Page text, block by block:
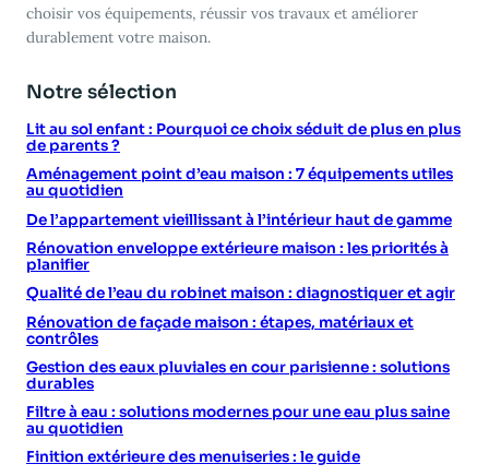
choisir vos équipements, réussir vos travaux et améliorer
durablement votre maison.
Notre sélection
Lit au sol enfant : Pourquoi ce choix séduit de plus en plus
de parents ?
Aménagement point d’eau maison : 7 équipements utiles
au quotidien
De l’appartement vieillissant à l’intérieur haut de gamme
Rénovation enveloppe extérieure maison : les priorités à
planifier
Qualité de l’eau du robinet maison : diagnostiquer et agir
Rénovation de façade maison : étapes, matériaux et
contrôles
Gestion des eaux pluviales en cour parisienne : solutions
durables
Filtre à eau : solutions modernes pour une eau plus saine
au quotidien
Finition extérieure des menuiseries : le guide